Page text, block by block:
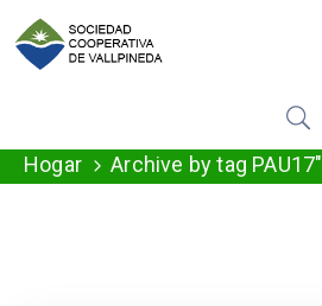
×
SERVICIOS
Hogar Archive by tag PAU17"